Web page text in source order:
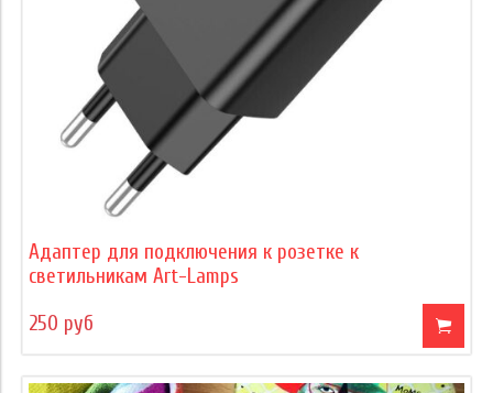
Адаптер для подключения к розетке к
светильникам Art-Lamps
250 руб